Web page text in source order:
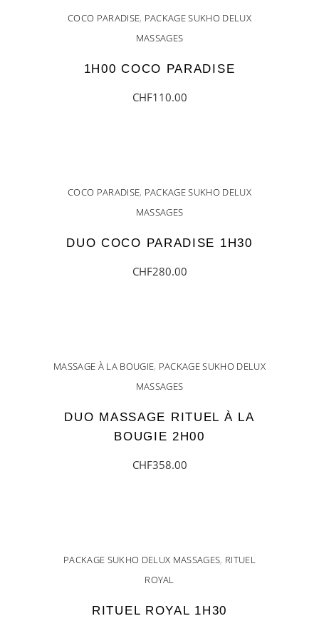
COCO PARADISE, PACKAGE SUKHO DELUX
MASSAGES
1H00 COCO PARADISE
CHF110.00
COCO PARADISE, PACKAGE SUKHO DELUX
MASSAGES
DUO COCO PARADISE 1H30
CHF280.00
MASSAGE À LA BOUGIE, PACKAGE SUKHO DELUX
MASSAGES
DUO MASSAGE RITUEL À LA
BOUGIE 2H00
CHF358.00
PACKAGE SUKHO DELUX MASSAGES, RITUEL
ROYAL
RITUEL ROYAL 1H30